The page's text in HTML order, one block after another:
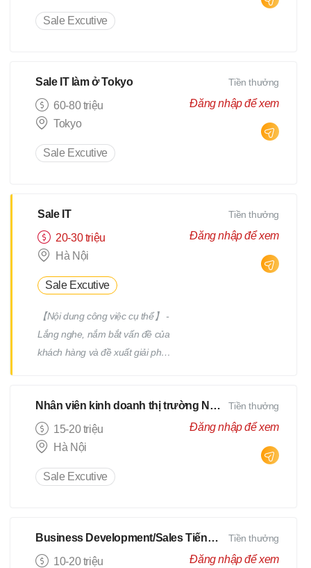
Sale Excutive
Sale IT làm ở Tokyo
60-80 triệu
Tokyo
Sale Excutive
Tiền thưởng
Đăng nhập để xem
Sale IT
20-30 triệu
Hà Nội
Sale Excutive
【Nội dung công việc cụ thể】 -
Lắng nghe, nắm bắt vấn đề của
khách hàng và đề xuất giải pháp
hệ với khách hàng hiện tại - Phối
hợp với đội ngũ nội bộ
Tiền thưởng
Đăng nhập để xem
Nhân viên kinh doanh thị trường Nhật
15-20 triệu
Hà Nội
Sale Excutive
Tiền thưởng
Đăng nhập để xem
Business Development/Sales Tiếng Anh
10-20 triệu
Tiền thưởng
Đăng nhập để xem